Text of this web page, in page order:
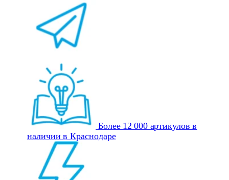
Более 12 000 артикулов в
наличии в Краснодаре